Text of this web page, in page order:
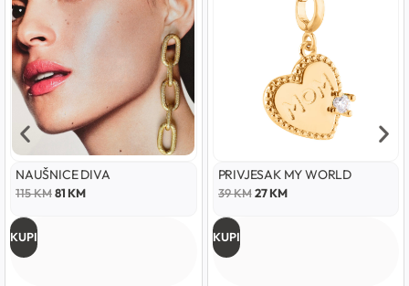
NAUŠNICE DIVA
115KM81KM
KUPI
PRIVJESAK MY WORLD
39KM 27KM
KUPI